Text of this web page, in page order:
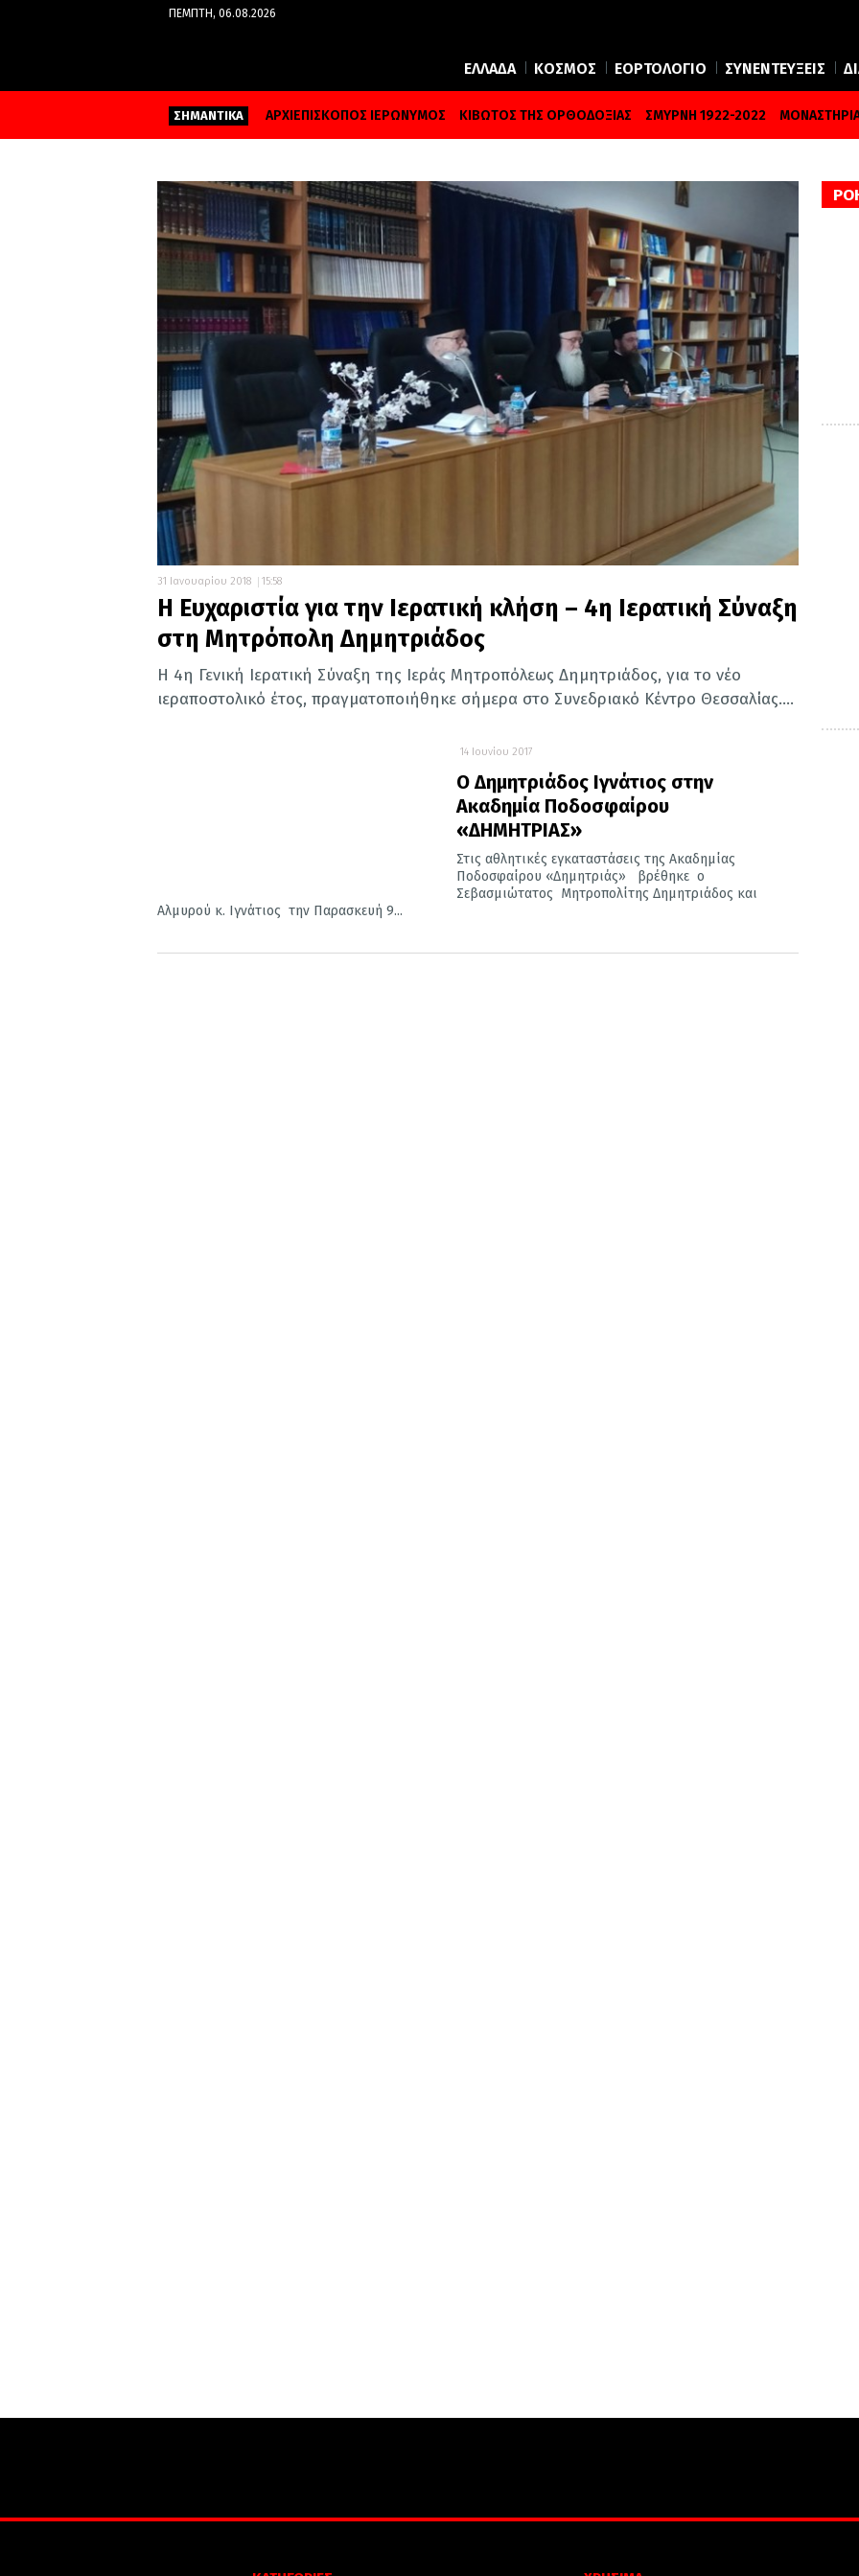
ΠΈΜΠΤΗ, 06.08.2026
ΕΛΛΑΔΑ ΚΟΣΜΟΣ ΕΟΡΤΟΛΟΓΙΟ ΣΥΝΕΝΤΕΥΞΕΙΣ
ΣΗΜΑΝΤΙΚΑ ΑΡΧΙΕΠΙΣΚΟΠΟΣ ΙΕΡΩΝΥΜΟΣ ΚΙΒΩΤΟΣ ΤΗΣ ΟΡΘΟΔΟΞΙΑΣ ΣΜΥΡΝΗ 1922-2022
31 Ιανουαρίου 2018 15:58
Η Ευχαριστία για την Ιερατική κλήση – 4η Ιερατική Σύναξη
στη Μητρόπολη Δημητριάδος
Η 4η Γενική Ιερατική Σύναξη της Ιεράς Μητροπόλεως Δημητριάδος, για το νέο
ιεραποστολικό έτος, πραγματοποιήθηκε σήμερα στο Συνεδριακό Κέντρο Θεσσαλίας....
14 Ιουνίου 2017
Ο Δημητριάδος Ιγνάτιος στην
Ακαδημία Ποδοσφαίρου
«ΔΗΜΗΤΡΙΑΣ»
Στις αθλητικές εγκαταστάσεις της Ακαδημίας
Ποδοσφαίρου «Δημητριάς» βρέθηκε ο
Σεβασμιώτατος Μητροπολίτης Δημητριάδος και
Αλμυρού κ. Ιγνάτιος την Παρασκευή 9...